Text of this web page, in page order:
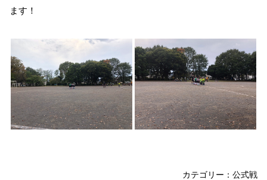
ます！
カテゴリー： 公式戦